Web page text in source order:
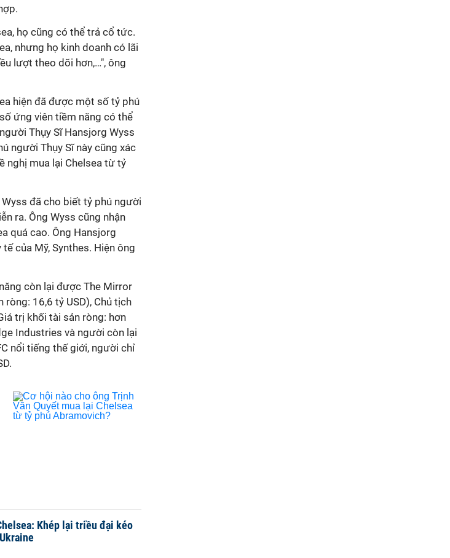
họ cũng có thể trả cổ tức.
nhưng họ kinh doanh có lãi
lượt theo dõi hơn,…", ông
hiện đã được một số tỷ phú
ứng viên tiềm năng có thể
Thụy Sĩ Hansjorg Wyss
người Thụy Sĩ này cũng xác
nghị mua lại Chelsea từ tỷ
đã cho biết tỷ phú người
ra. Ông Wyss cũng nhận
quá cao. Ông Hansjorg
của Mỹ, Synthes. Hiện ông
còn lại được The Mirror
16,6 tỷ USD), Chủ tịch
trị khối tài sản ròng: hơn
Industries và người còn lại
nổi tiếng thế giới, người chỉ
Khép lại triều đại kéo